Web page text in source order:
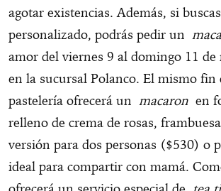
agotar existencias. Además, si
personalizado, podrás pedir un
amor del viernes 9 al domingo 11
en la sucursal Polanco. El mismo fin
pastelería ofrecerá un macaron en
relleno de crema de rosas,
versión para dos personas ($530) o
ideal para compartir con mamá.